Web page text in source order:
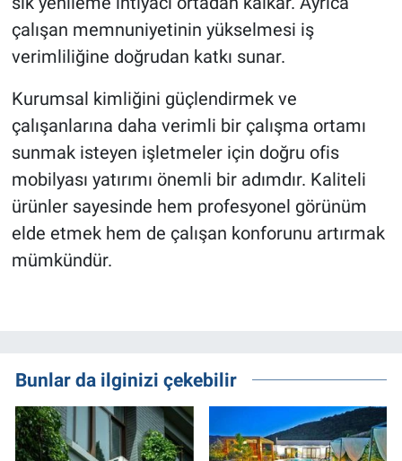
çalışan memnuniyetinin yükselmesi iş
verimliliğine doğrudan katkı sunar.
Kurumsal kimliğini güçlendirmek ve
çalışanlarına daha verimli bir çalışma ortamı
sunmak isteyen işletmeler için doğru ofis
mobilyası yatırımı önemli bir adımdır. Kaliteli
ürünler sayesinde hem profesyonel görünüm
elde etmek hem de çalışan konforunu artırmak
mümkündür.
Bunlar da ilginizi çekebilir